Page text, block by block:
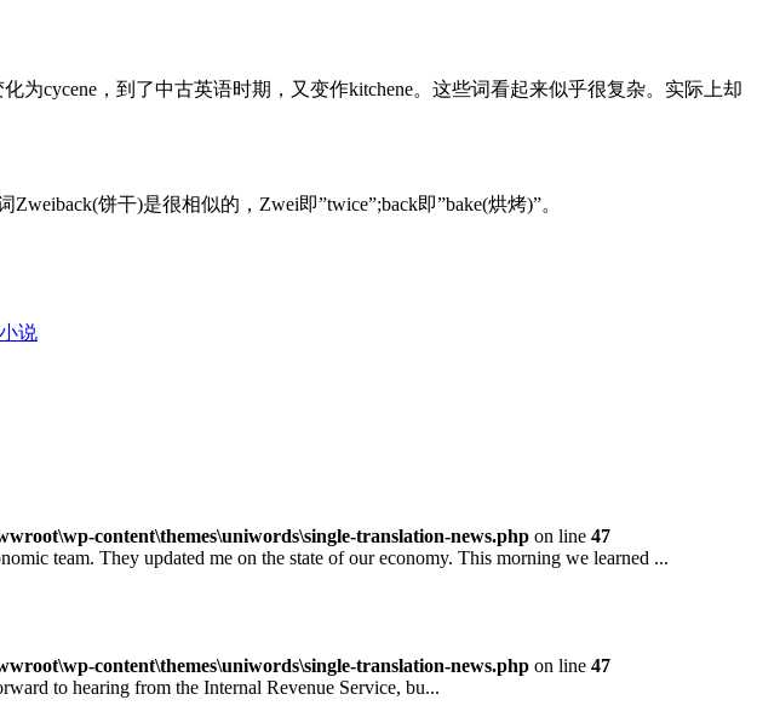
为cycene，到了中古英语时期，又变作kitchene。这些词看起来似乎很复杂。实际上却
饼干)是很相似的，Zwei即”twice”;back即”bake(烘烤)”。
说
content\themes\uniwords\single-translation-news.php on line 47
team. They updated me on the state of our economy. This morning we learned ...
content\themes\uniwords\single-translation-news.php on line 47
to hearing from the Internal Revenue Service, bu...